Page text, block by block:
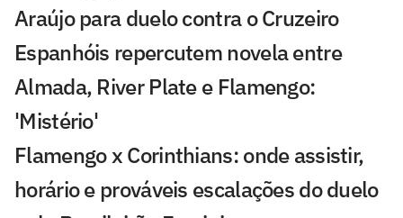
Araújo para duelo contra o Cruzeiro
Espanhóis repercutem novela entre
Almada, River Plate e Flamengo:
'Mistério'
Flamengo x Corinthians: onde assistir,
horário e prováveis escalações do duelo